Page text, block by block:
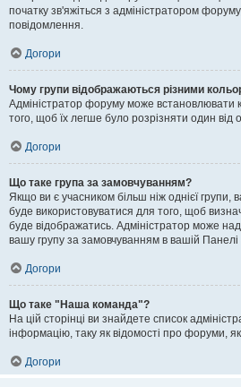
початку зв'яжіться з адміністратором
повідомлення.
Догори
Чому групи відображаються різними
Адміністратор форуму може встановлювати
того, щоб їх легше було розрізняти один від
Догори
Що таке група за замовчуванням?
Якщо ви є учасником більш ніж однієї групи,
буде використовуватися для того, щоб
буде відображатись. Адміністратор може
вашу групу за замовчуванням в вашій Панелі
Догори
Що таке "Наша команда"?
На цій сторінці ви знайдете список
інформацію, таку як відомості про форуми,
Догори